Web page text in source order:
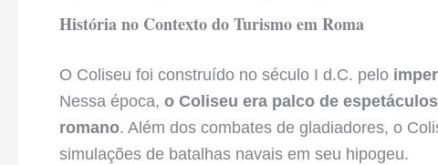
História no Contexto do Turismo em Roma
O Coliseu foi construído no século I d.C. pelo
Nessa época, o Coliseu era palco de
romano. Além dos combates de gladiadores, o
simulações de batalhas navais em seu hipogeu.